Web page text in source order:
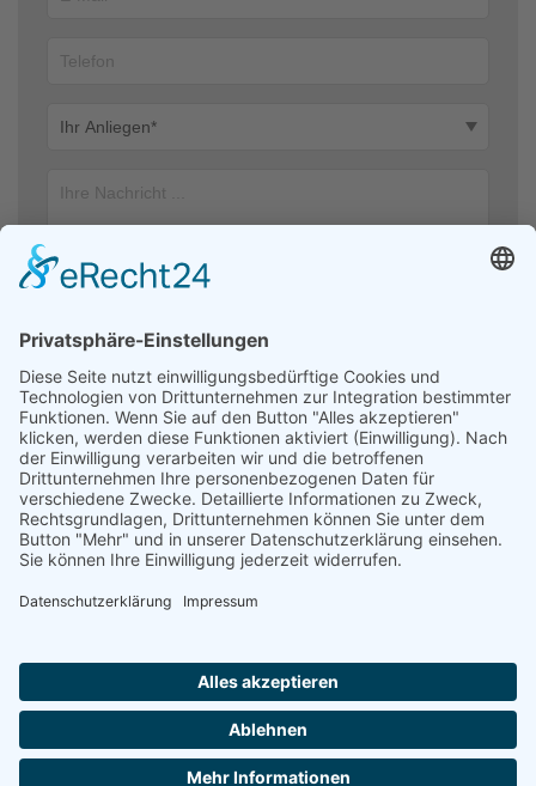
Beantwortung meiner Anfrage erhoben und verarbeitet werden. Die
Daten werden nach abgeschlossener Bearbeitung Ihrer Anfrage
gelöscht. Hinweis: Sie können Ihre Einwilligung jederzeit für die
Zukunft per E-Mail an kontakt@helfendehaendeev.de widerrufen.
Detaillierte Informationen zum Umgang mit Nutzerdaten finden Sie
in unserer Datenschutzerklärung.
Datenschutzerklärung
Absenden
© 1999-2026Förderverein Helfende Hände e.V.|
Datenschutz
Freistellungsbescheid